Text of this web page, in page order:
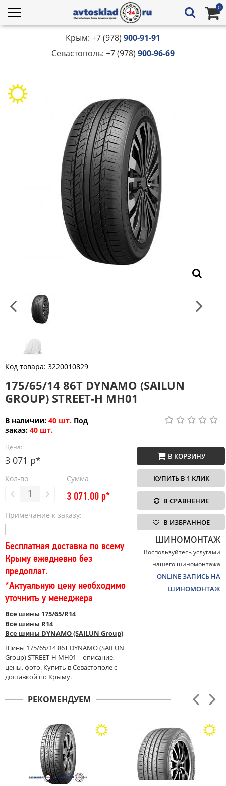
0
Крым: +7 (978) 900-91-91
Севастополь: +7 (978) 900-96-69
Код товара: 3220010829
175/65/14 86T DYNAMO (SAILUN
GROUP) STREET-H MH01
В наличии: 40 шт. Под
заказ: 40 шт.
Цена:
3 071 р*
Кол-во Сумма
3 071.00 р*
Примечание к заказу:
Бесплатная доставка по всему
Крыму ежедневно без
предоплат.
*Актуальную цену необходимо
уточнить у менеджера
Все шины 175/65/R14
Все шины R14
Все шины DYNAMO (SAILUN Group)
Шины 175/65/14 86T DYNAMO (SAILUN
Group) STREET-H MH01 – описание,
цены, фото. Купить в Севастополе с
доставкой по Крыму.
В КОРЗИНУ
КУПИТЬ В 1 КЛИК
В СРАВНЕНИЕ
В ИЗБРАННОЕ
ШИНОМОНТАЖ
Воспользуйтесь услугами
нашего шиномонтажа
ONLINE ЗАПИСЬ НА
ШИНОМОНТАЖ
РЕКОМЕНДУЕМ